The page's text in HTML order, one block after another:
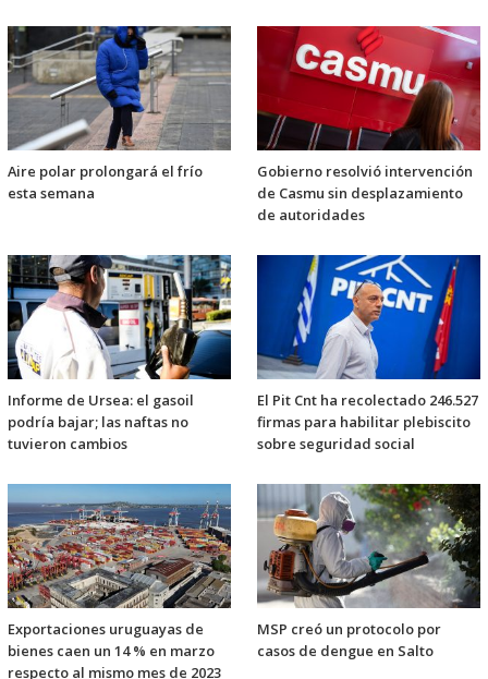
Aire polar prolongará el frío
esta semana
Gobierno resolvió intervención
de Casmu sin desplazamiento
de autoridades
Informe de Ursea: el gasoil
podría bajar; las naftas no
tuvieron cambios
El Pit Cnt ha recolectado 246.527
firmas para habilitar plebiscito
sobre seguridad social
Exportaciones uruguayas de
bienes caen un 14 % en marzo
respecto al mismo mes de 2023
MSP creó un protocolo por
casos de dengue en Salto